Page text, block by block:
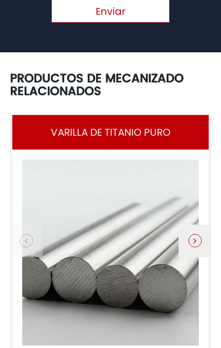
Enviar
PRODUCTOS DE MECANIZADO
RELACIONADOS
VARILLA DE TITANIO PURO